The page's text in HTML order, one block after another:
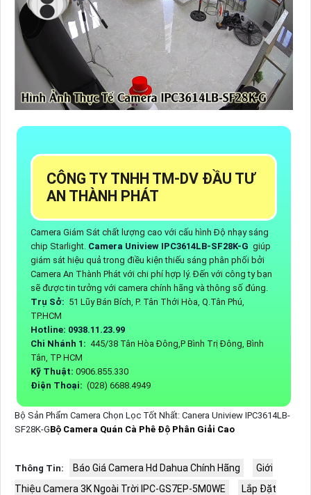
CÔNG TY TNHH TM-DV ĐẦU TƯ
AN THÀNH PHÁT
Camera Giám Sát chất lượng cao với cấu hình Độ nhạy sáng
chip Starlight. Camera Uniview IPC3614LB-SF28K-G giúp
giám sát hiệu quả trong điều kiện thiếu sáng phân phối bởi
Camera An Thành Phát với chi phí hợp lý. Đến với công ty bạn
sẽ được tin tưởng với camera chính hãng và thông số đúng.
Trụ Sở: 51 Lũy Bán Bích, P. Tân Thới Hòa, Q.Tân Phú,
TP.HCM
Hotline: 0938.11.23.99
Chi Nhánh 1: 445/38 Tân Hòa Đông,P Bình Trị Đông, Bình
Tân, TP HCM
Kỹ Thuật: 0906.855.330
Điện Thoại: (028) 6688.4949
Bộ Sản Phẩm Camera Chọn Lọc Tốt Nhất: Canera Uniview IPC3614LB-
SF28K-GBộ Camera Quán Cà Phê Độ Phân Giải Cao
Thông Tin: Báo Giá Camera Hd Dahua Chính Hãng
Giới
Thiệu Camera 3K Ngoài Trời IPC-GS7EP-5M0WE
Lắp Đặt